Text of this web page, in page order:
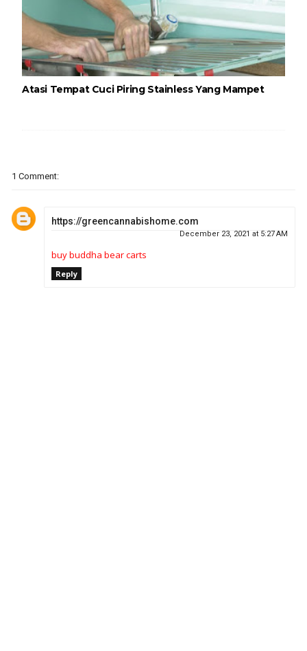
Atasi Tempat Cuci Piring Stainless Yang Mampet
1 Comment:
https://greencannabishome.com
December 23, 2021 at 5:27 AM
buy buddha bear carts
Reply